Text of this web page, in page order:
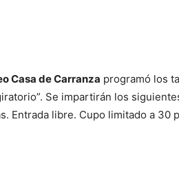
Casa de Carranza programó los
Se impartirán los
Entrada libre. Cupo limitado a 30